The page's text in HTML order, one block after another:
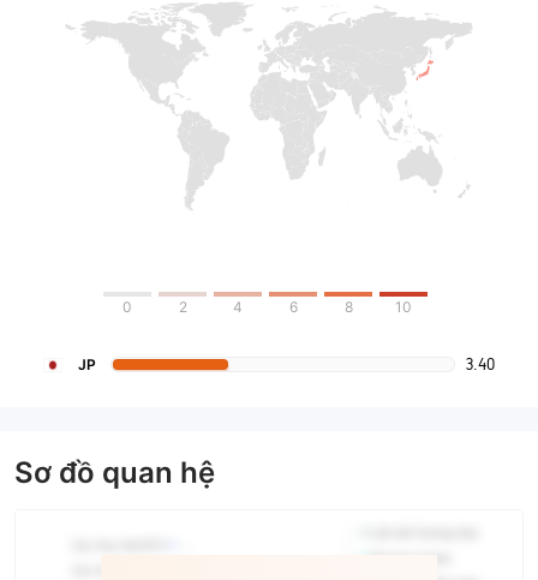
0 2 4 6 8 10
JP 3.40
Sơ đồ quan hệ